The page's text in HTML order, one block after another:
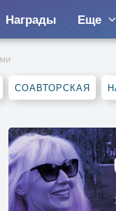
Награды Еще
СОАВТОРСКАЯ